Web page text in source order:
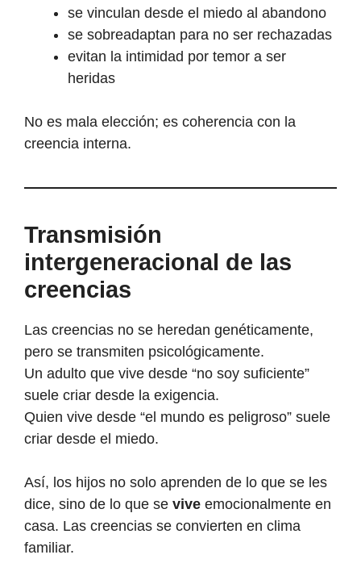
se vinculan desde el miedo al abandono
se sobreadaptan para no ser rechazadas
evitan la intimidad por temor a ser
heridas
No es mala elección; es coherencia con la
creencia interna.
Transmisión
intergeneracional de las
creencias
Las creencias no se heredan genéticamente,
pero se transmiten psicológicamente.
Un adulto que vive desde “no soy suficiente”
suele criar desde la exigencia.
Quien vive desde “el mundo es peligroso” suele
criar desde el miedo.
Así, los hijos no solo aprenden de lo que se les
dice, sino de lo que se vive emocionalmente en
casa. Las creencias se convierten en clima
familiar.